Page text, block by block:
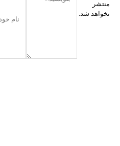
منتشر
نخواهد شد.